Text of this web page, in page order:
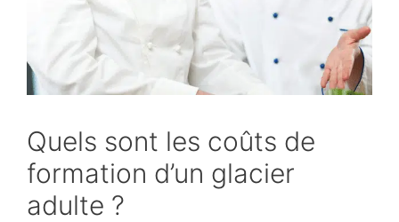
Quels sont les coûts de
formation d’un glacier
adulte ?